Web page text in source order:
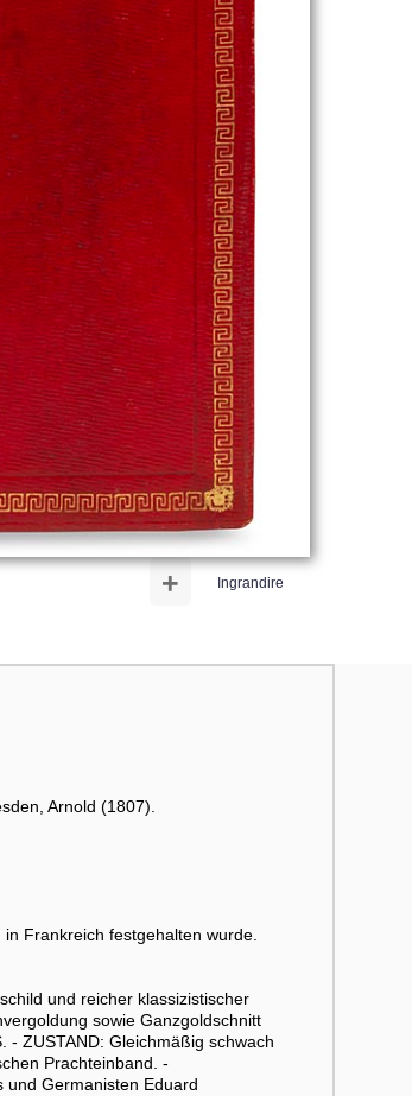
Ingrandire
+
Arnold (1807).
Frankreich festgehalten wurde.
und reicher klassizistischer
sowie Ganzgoldschnitt
- ZUSTAND: Gleichmäßig schwach
Prachteinband. -
und Germanisten Eduard